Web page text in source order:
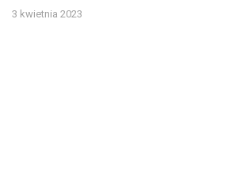
3 kwietnia 2023